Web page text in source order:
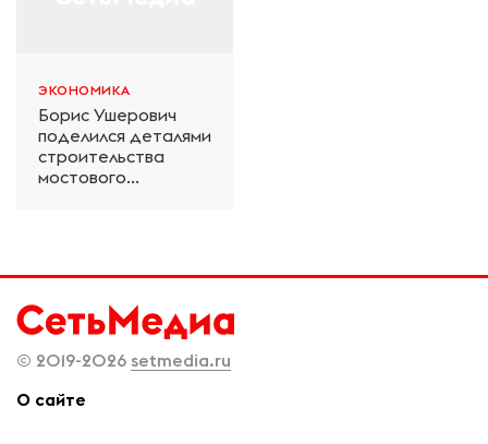
ЭКОНОМИКА
Борис Ушерович
поделился деталями
строительства
мостового
© 2019-2026 setmedia.ru
О сайте